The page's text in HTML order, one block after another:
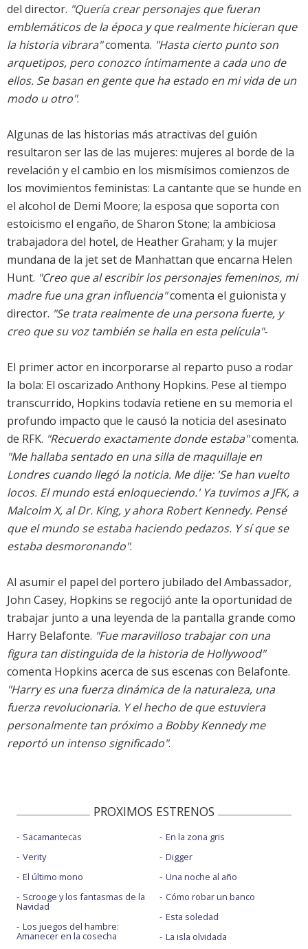
del director. "Quería crear personajes que fueran
emblemáticos de la época y que realmente hicieran que
la historia vibrara"comenta. "Hasta cierto punto son
arquetipos, pero conozco íntimamente a cada uno de
ellos. Se basan en gente que ha estado en mi vida de un
modo u otro".
Algunas de las historias más atractivas del guión
resultaron ser las de las mujeres: mujeres al borde de la
revelación y el cambio en los mismísimos comienzos de
los movimientos feministas: La cantante que se hunde en
el alcohol de Demi Moore; la esposa que soporta con
estoicismo el engaño, de Sharon Stone; la ambiciosa
trabajadora del hotel, de Heather Graham; y la mujer
mundana de la jet set de Manhattan que encarna Helen
Hunt. "Creo que al escribir los personajes femeninos, mi
madre fue una gran influencia"comenta el guionista y
director. "Se trata realmente de una persona fuerte, y
creo que su voz también se halla en esta película"-
El primer actor en incorporarse al reparto puso a rodar
la bola: El oscarizado Anthony Hopkins. Pese al tiempo
transcurrido, Hopkins todavía retiene en su memoria el
profundo impacto que le causó la noticia del asesinato
de RFK. "Recuerdo exactamente donde estaba"comenta.
"Me hallaba sentado en una silla de maquillaje en
Londres cuando llegó la noticia. Me dije: 'Se han vuelto
locos. El mundo está enloqueciendo.' Ya tuvimos a JFK, a
Malcolm X, al Dr. King, y ahora Robert Kennedy. Pensé
que el mundo se estaba haciendo pedazos. Y sí que se
estaba desmoronando".
Al asumir el papel del portero jubilado del Ambassador,
John Casey, Hopkins se regocijó ante la oportunidad de
trabajar junto a una leyenda de la pantalla grande como
Harry Belafonte. "Fue maravilloso trabajar con una
figura tan distinguida de la historia de Hollywood"
comenta Hopkins acerca de sus escenas con Belafonte.
"Harry es una fuerza dinámica de la naturaleza, una
fuerza revolucionaria. Y el hecho de que estuviera
personalmente tan próximo a Bobby Kennedy me
reportó un intenso significado".
PROXIMOS ESTRENOS
Sacamantecas
Verity
El último mono
Scrooge y los fantasmas de la
Navidad
Los juegos del hambre:
Amanecer en la cosecha
En la zona gris
Digger
Una noche al año
Cómo robar un banco
Esta soledad
La isla olvidada